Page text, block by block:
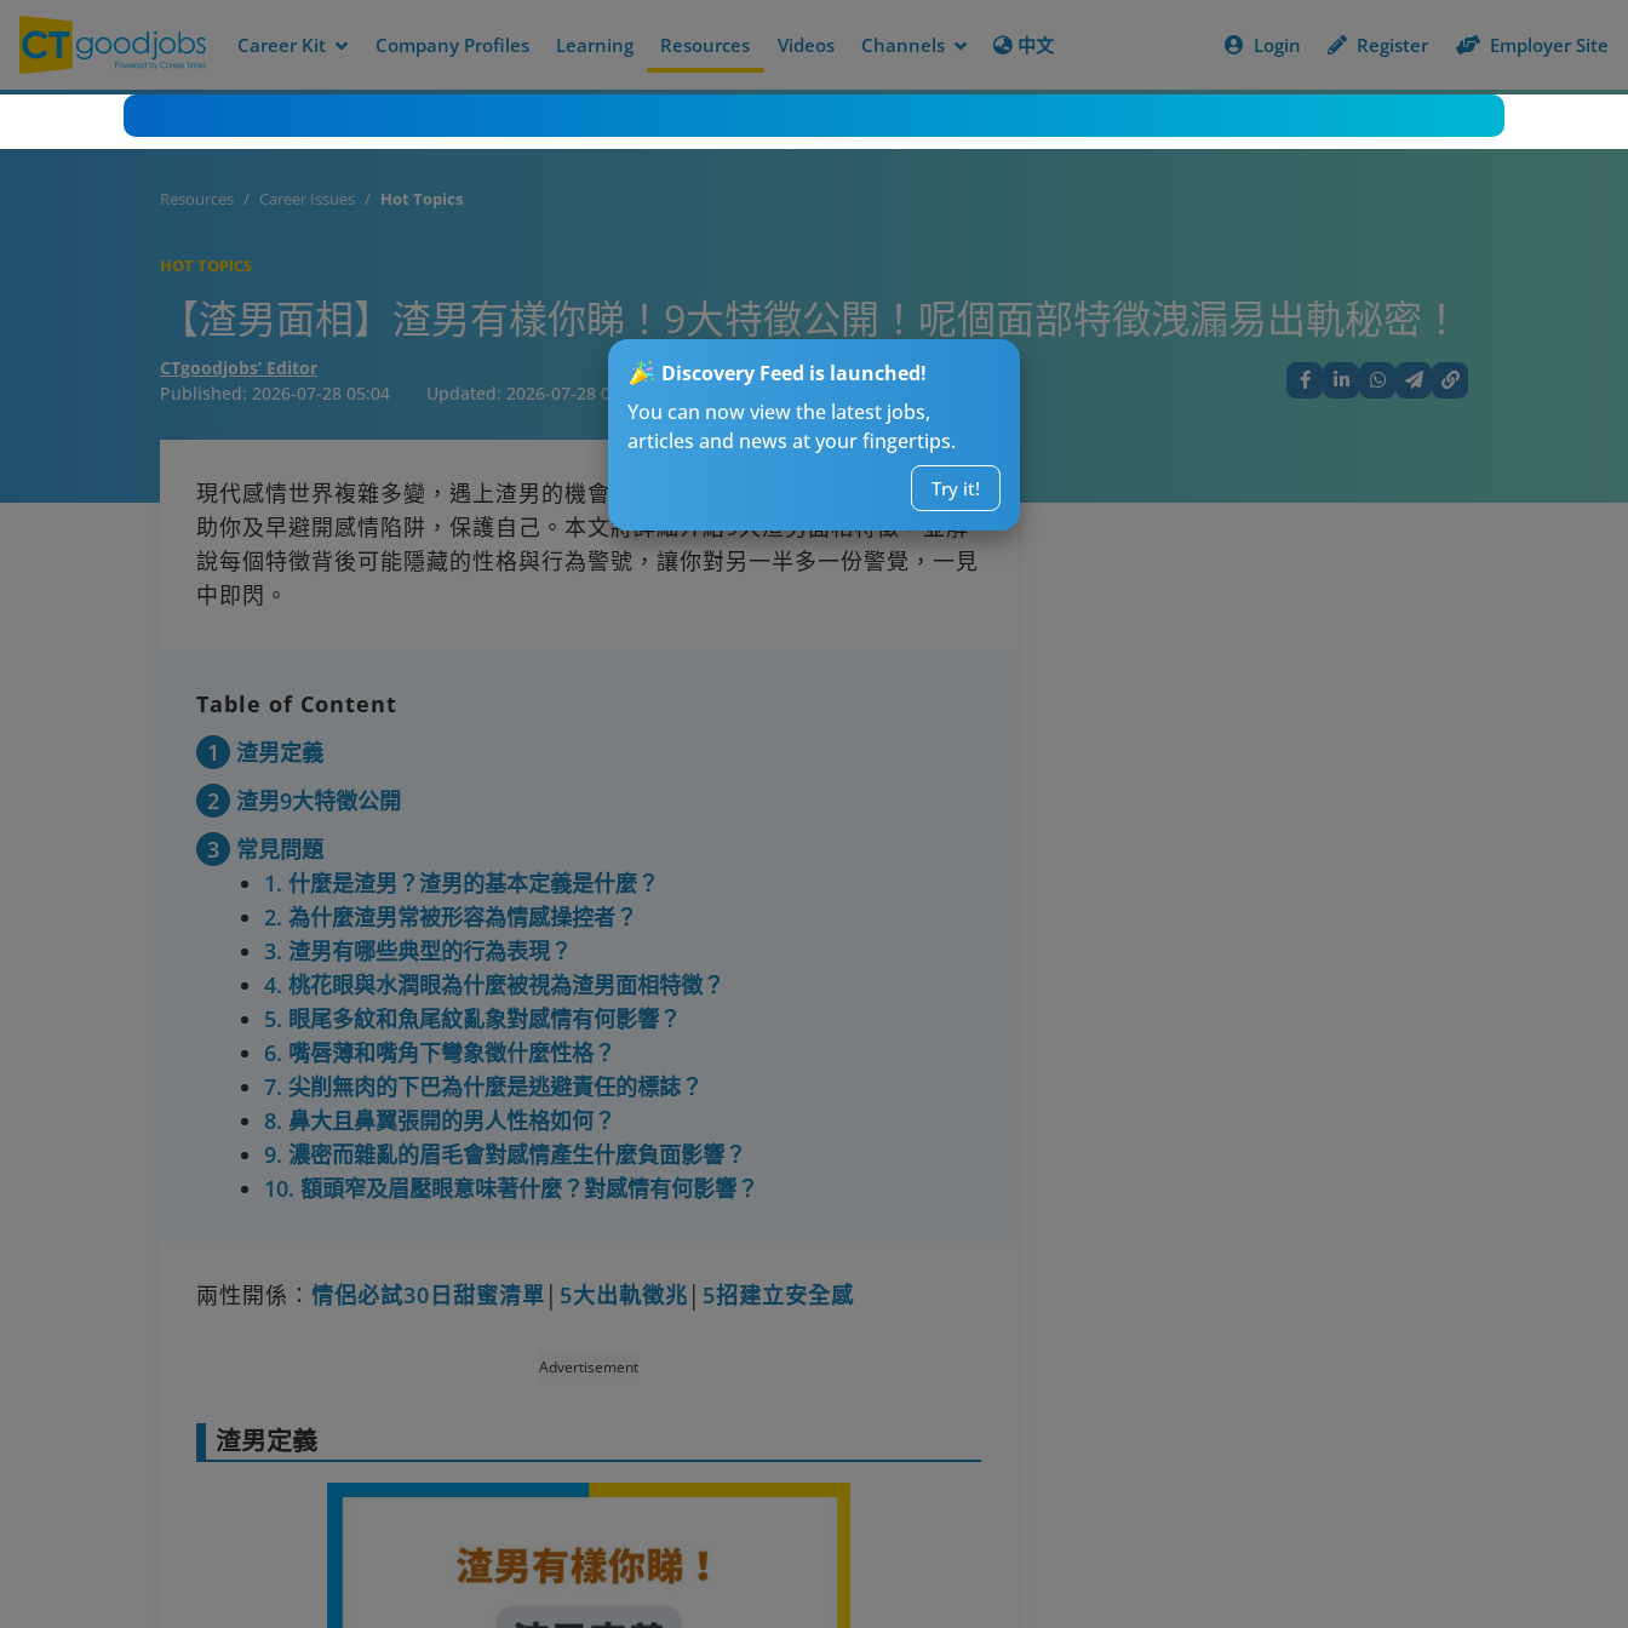
Career Kit Company Profiles Learning Resources Videos Channels 中文 Login Register Employer Site
Discovery Feed is launched!
You can now view the latest jobs,
articles and news at your fingertips.
Try it!
Resources Career Issues Hot Topics
HOT TOPICS
【渣男面相】渣男有樣你睇！9大特徵公開！呢個面部特徵洩漏易出軌秘密！
CTgoodjobs’ Editor
Published: 2026-07-28 05:04 Updated: 2026-07-28 05:04
現代感情世界複雜多變，遇上渣男的機會不少，識得從面相識別渣男特徵，有
助你及早避開感情陷阱，保護自己。本文將詳細介紹9大渣男面相特徵，並解
說每個特徵背後可能隱藏的性格與行為警號，讓你對另一半多一份警覺，一見
中即閃。
Table of Content
1
渣男定義
2
渣男9大特徵公開
3
常見問題
1. 什麼是渣男？渣男的基本定義是什麼？
2. 為什麼渣男常被形容為情感操控者？
3. 渣男有哪些典型的行為表現？
4. 桃花眼與水潤眼為什麼被視為渣男面相特徵？
5. 眼尾多紋和魚尾紋亂象對感情有何影響？
6. 嘴唇薄和嘴角下彎象徵什麼性格？
7. 尖削無肉的下巴為什麼是逃避責任的標誌？
8. 鼻大且鼻翼張開的男人性格如何？
9. 濃密而雜亂的眉毛會對感情產生什麼負面影響？
10. 額頭窄及眉壓眼意味著什麼？對感情有何影響？
兩性開係： 情侶必試30日甜蜜清單 5大出軌徵兆 5招建立安全感
Advertisement
渣男定義